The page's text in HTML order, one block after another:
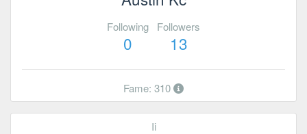
Following
0
Followers
13
Fame: 310
Ii